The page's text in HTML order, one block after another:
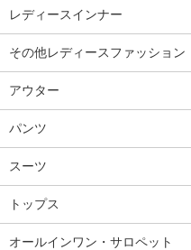
レディースインナー
その他レディースファッション
アウター
パンツ
スーツ
トップス
オールインワン・サロペット